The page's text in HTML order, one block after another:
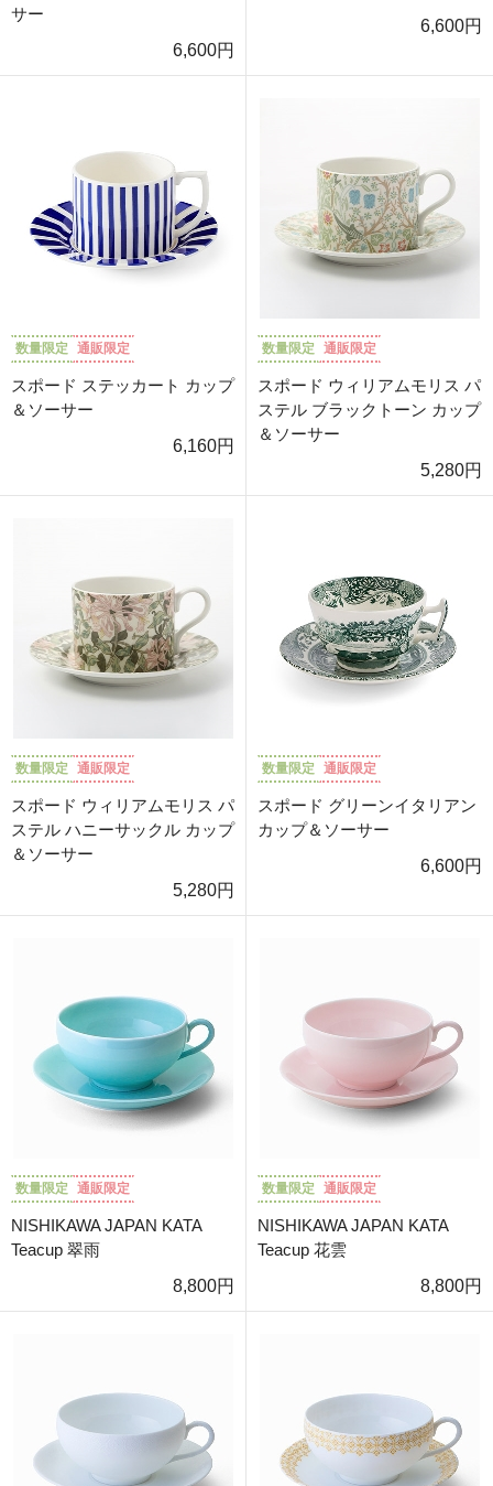
サー
6,600円
6,600円
数量限定 通販限定
スポード ステッカート カップ
＆ソーサー
6,160円
数量限定 通販限定
スポード ウィリアムモリス パ
ステル ブラックトーン カップ
＆ソーサー
5,280円
数量限定 通販限定
スポード ウィリアムモリス パ
ステル ハニーサックル カップ
＆ソーサー
5,280円
数量限定 通販限定
スポード グリーンイタリアン
カップ＆ソーサー
6,600円
数量限定 通販限定
NISHIKAWA JAPAN KATA
Teacup 翠雨
8,800円
数量限定 通販限定
NISHIKAWA JAPAN KATA
Teacup 花雲
8,800円